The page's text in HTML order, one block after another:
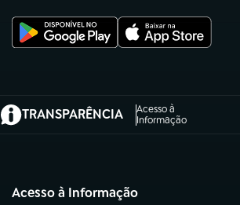
TRANSPARÊNCIA
Acesso à
Informação
(abre em nova aba)
Acesso à Informação